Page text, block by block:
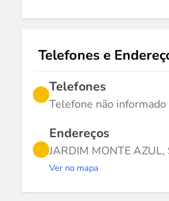
Telefones e
Telefones
Telefone não informado
Endereços
JARDIM MONTE AZUL,
Ver no mapa